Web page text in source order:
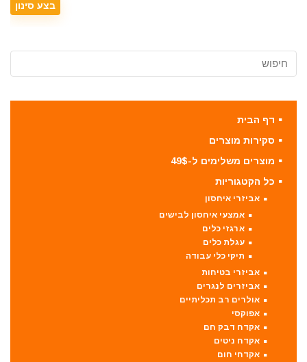
דף הבית
סקירות מוצרים
מוצרים משלימים ל-49$
כל הקטגוריות
אביזרי איחסון
אמצעי איחסון לבישים
ארגזי כלים
עגלת כלים
תיקי כלי עבודה
אביזרי בטיחות
אביזרים לנגרים
אולרים רב תכליתיים
אפוקסי
אקדח דבק חם
אקדח ניטים
אקדחי חום